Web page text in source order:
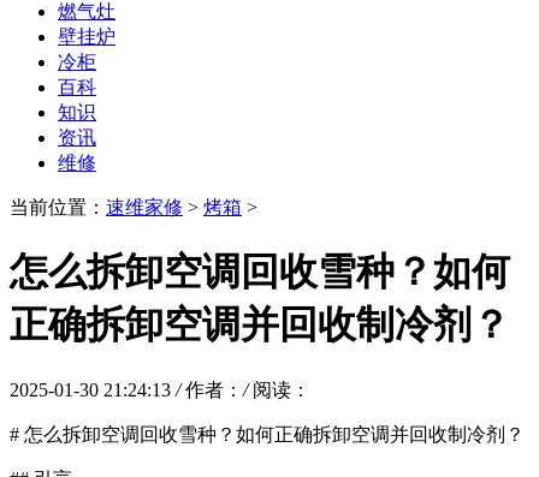
燃气灶
壁挂炉
冷柜
百科
知识
资讯
维修
当前位置： 速维家修 > 烤箱 >
怎么拆卸空调回收雪种？如何
正确拆卸空调并回收制冷剂？
2025-01-30 21:24:13 / 作者： / 阅读：
# 怎么拆卸空调回收雪种？如何正确拆卸空调并回收制冷剂？